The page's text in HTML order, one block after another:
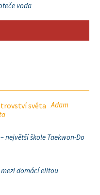
voda
Adam
největší škole Taekwon-Do
domácí elitou